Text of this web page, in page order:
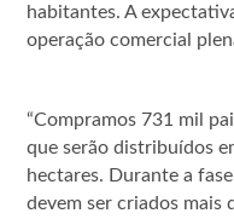
habitantes. A
operação comercial
“Compramos 731 mil
que serão distribuídos
hectares. Durante a
devem ser criados mais